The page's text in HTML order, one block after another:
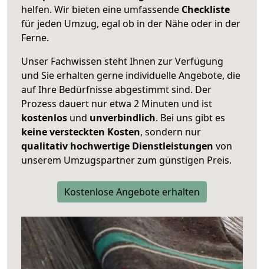
helfen. Wir bieten eine umfassende Checkliste
für jeden Umzug, egal ob in der Nähe oder in der
Ferne.
Unser Fachwissen steht Ihnen zur Verfügung
und Sie erhalten gerne individuelle Angebote, die
auf Ihre Bedürfnisse abgestimmt sind. Der
Prozess dauert nur etwa 2 Minuten und ist
kostenlos und unverbindlich. Bei uns gibt es
keine versteckten Kosten, sondern nur
qualitativ hochwertige Dienstleistungen von
unserem Umzugspartner zum günstigen Preis.
Kostenlose Angebote erhalten